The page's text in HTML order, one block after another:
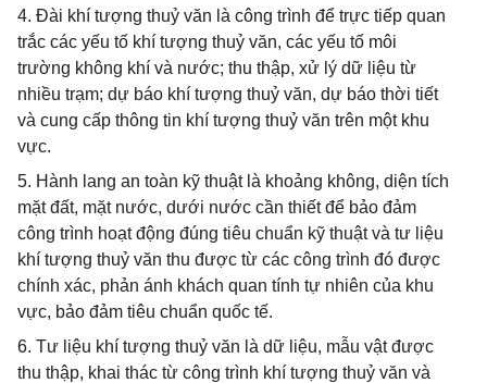
4. Đài khí tượng thuỷ văn là công trình để trực tiếp quan
trắc các yếu tố khí tượng thuỷ văn, các yếu tố môi
trường không khí và nước; thu thập, xử lý dữ liệu từ
nhiều trạm; dự báo khí tượng thuỷ văn, dự báo thời tiết
và cung cấp thông tin khí tượng thuỷ văn trên một khu
vực.
5. Hành lang an toàn kỹ thuật là khoảng không, diện tích
mặt đất, mặt nước, dưới nước cần thiết để bảo đảm
công trình hoạt động đúng tiêu chuẩn kỹ thuật và tư liệu
khí tượng thuỷ văn thu được từ các công trình đó được
chính xác, phản ánh khách quan tính tự nhiên của khu
vực, bảo đảm tiêu chuẩn quốc tế.
6. Tư liệu khí tượng thuỷ văn là dữ liệu, mẫu vật được
thu thập, khai thác từ công trình khí tượng thuỷ văn và